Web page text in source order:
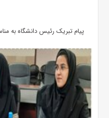
پیام تبریک رئیس دانشگاه به مناسبت